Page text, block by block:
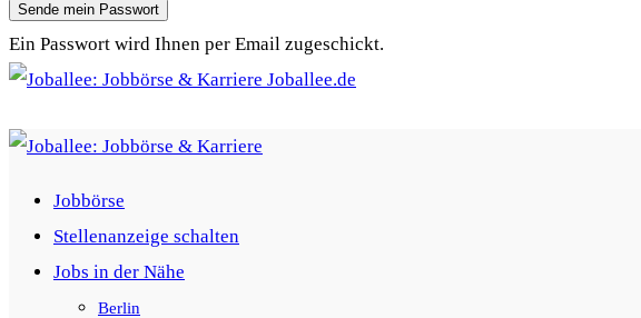
Ein Passwort wird Ihnen per Email zugeschickt.
Joballee.de
Jobbörse
Stellenanzeige schalten
Jobs in der Nähe
Berlin